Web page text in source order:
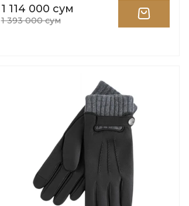
1 114 000 сум
1 393 000 сум